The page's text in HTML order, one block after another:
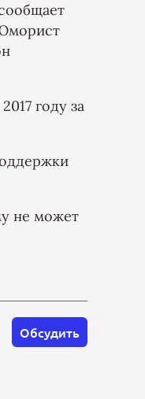
году за
не может
Обсудить